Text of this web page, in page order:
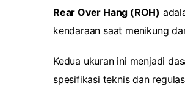
Rear Over Hang (ROH)
kendaraan saat menikung
Kedua ukuran ini menjadi
spesifikasi teknis dan